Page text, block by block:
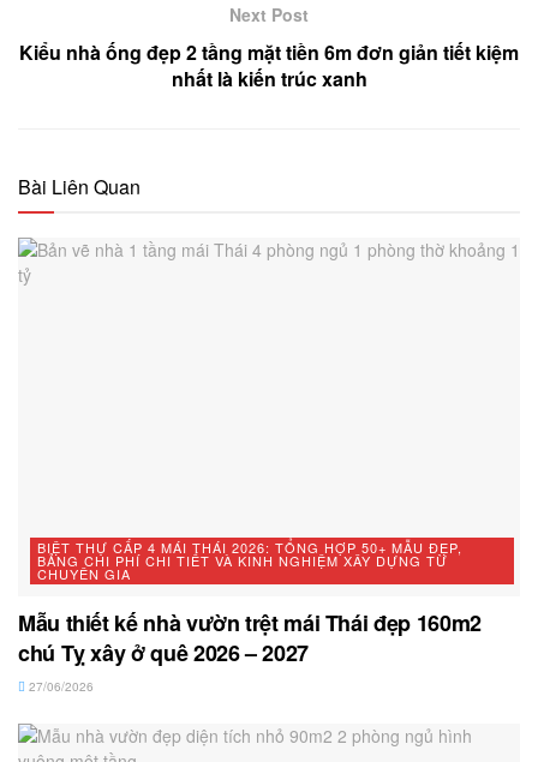
Next Post
Kiểu nhà ống đẹp 2 tầng mặt tiền 6m đơn giản tiết kiệm
nhất là kiến trúc xanh
Bài Liên Quan
BIỆT THỰ CẤP 4 MÁI THÁI 2026: TỔNG HỢP 50+ MẪU ĐẸP,
BẢNG CHI PHÍ CHI TIẾT VÀ KINH NGHIỆM XÂY DỰNG TỪ
CHUYÊN GIA
Mẫu thiết kế nhà vườn trệt mái Thái đẹp 160m2
chú Tỵ xây ở quê 2026 – 2027
27/06/2026